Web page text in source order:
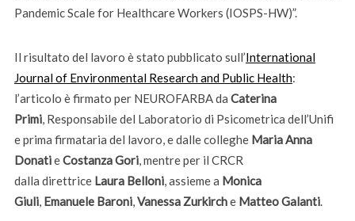
Pandemic Scale for Healthcare Workers (IOSPS-HW)”.
Il risultato del lavoro è stato pubblicato sull’International
Journal of Environmental Research and Public Health:
l’articolo è firmato per NEUROFARBA da Caterina
Primi, Responsabile del Laboratorio di Psicometrica dell’Unifi
e prima firmataria del lavoro, e dalle collegheMaria Anna
DonatieCostanza Gori, mentre per il CRCR
dalla direttriceLaura Belloni, assieme a Monica
Giuli, Emanuele Baroni,Vanessa Zurkirche Matteo Galanti.